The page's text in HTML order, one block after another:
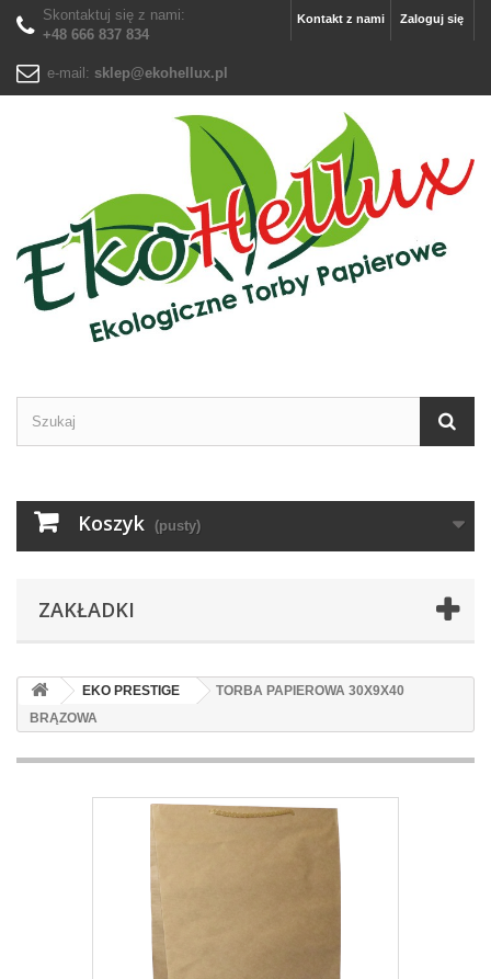
Zaloguj się
Kontakt z nami
Skontaktuj się z nami:
+48 666 837 834
e-mail: sklep@ekohellux.pl
Koszyk (pusty)
ZAKŁADKI
EKO PRESTIGE
TORBA PAPIEROWA 30X9X40
BRĄZOWA